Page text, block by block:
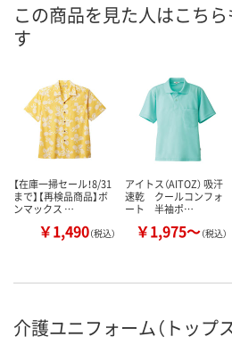
お届け日
数量
カゴへ
この商品を見た人はこち
す
【在庫一掃セール！8/31
まで】【再検品商品】ボ
ンマックス …
￥1,490（税込）
アイトス（AITOZ） 吸汗
速乾 クールコンフォ
ート 半袖ポ…
￥1,975～（税込）
介護ユニフォーム（トップ